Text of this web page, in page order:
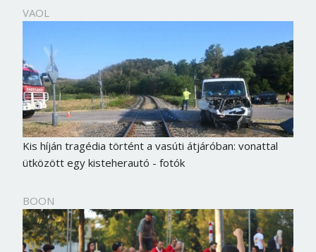
VAOL
Kis híján tragédia történt a vasúti átjáróban: vonattal
ütközött egy kisteherautó - fotók
BOON